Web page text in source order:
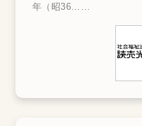
年（昭36